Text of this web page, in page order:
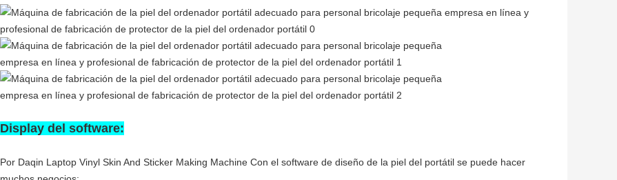
Display del software:
Por Daqin Laptop Vinyl Skin And Sticker Making Machine Con el software de diseño de la piel del portátil se puede hacer